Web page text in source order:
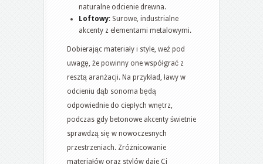
naturalne odcienie drewna.
Loftowy: Surowe, industrialne
akcenty z elementami metalowymi.
Dobierając materiały i style, weź pod
uwagę, że powinny one współgrać z
resztą aranżacji. Na przykład, ławy w
odcieniu dąb sonoma będą
odpowiednie do ciepłych wnętrz,
podczas gdy betonowe akcenty świetnie
sprawdzą się w nowoczesnych
przestrzeniach. Zróżnicowanie
materiałów oraz stylów daje Ci